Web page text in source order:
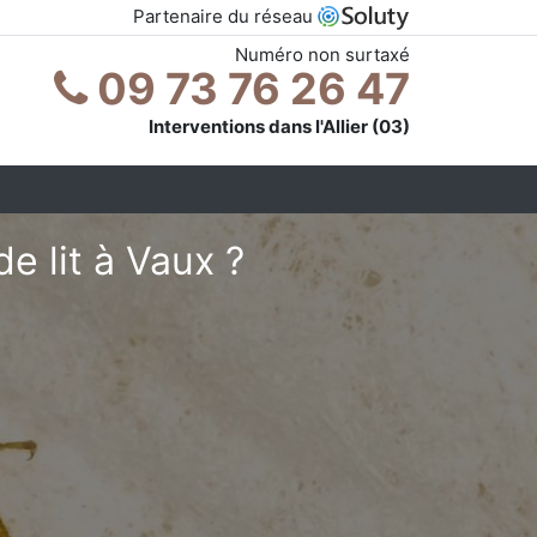
Partenaire du réseau
Numéro non surtaxé
09 73 76 26 47
Interventions dans l'Allier (03)
lit à Vaux ?